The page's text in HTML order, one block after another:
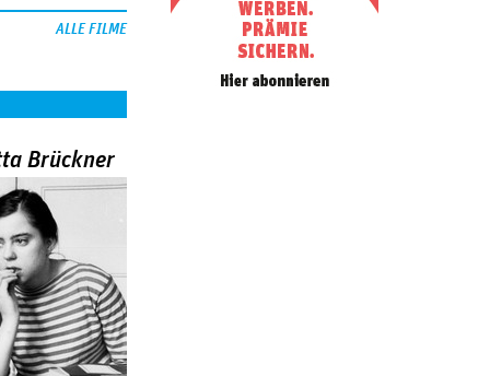
ALLE FILME
Brückner